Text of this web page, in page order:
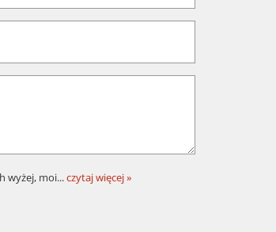
wyżej, moi...czytaj więcej »